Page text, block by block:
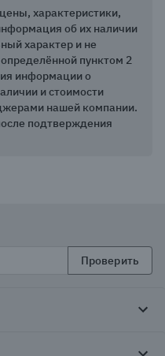
характеристики,
об их наличии
характер и не
пунктом 2
информации о
и стоимости
нашей компании.
подтверждения
Проверить